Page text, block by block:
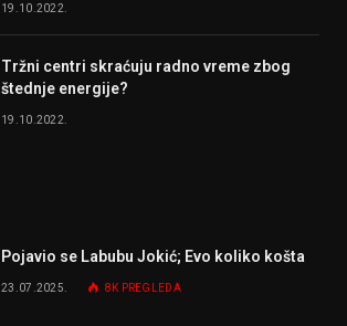
19.10.2022.
Tržni centri skraćuju radno vreme zbog
štednje energije?
19.10.2022.
Pojavio se Labubu Jokić; Evo koliko košta
23.07.2025. 8K PREGLEDA